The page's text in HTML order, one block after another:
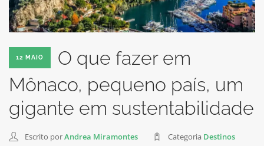
SEARCH SITE
12 MAIO
O que fazer em
Mônaco, pequeno país, um
gigante em sustentabilidade
Escrito porAndrea Miramontes Categoria Destinos